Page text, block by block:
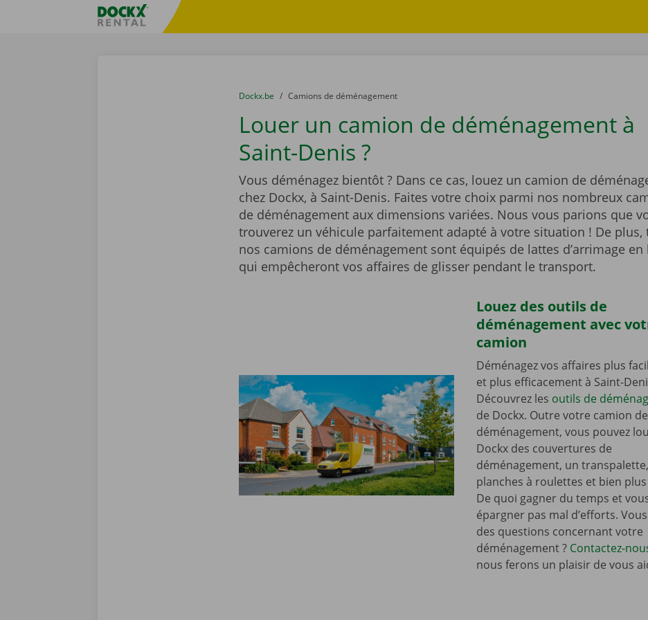
sitename
You are here:
du
Dockx.be to
Camions de déménagement
Louer un camion de déménagement à
Saint-Denis ?
Vous déménagez bientôt ? Dans ce cas, louez un camion de
chez Dockx, à Saint-Denis. Faites votre choix parmi nos nombreux
de déménagement aux dimensions variées. Nous vous parions que
trouverez un véhicule parfaitement adapté à votre situation ! De plus,
nos camions de déménagement sont équipés de lattes d’arrimage en
qui empêcheront vos affaires de glisser pendant le transport.
Louez des outils de
déménagement avec
camion
Déménagez vos affaires plus
et plus efficacement à Saint-
Découvrez les outils de
de Dockx. Outre votre camion de
déménagement, vous pouvez
Dockx des couvertures de
déménagement, un
planches à roulettes et bien
De quoi gagner du temps et
épargner pas mal d’efforts.
des questions concernant votre
déménagement ? Contactez-
nous ferons un plaisir de vous